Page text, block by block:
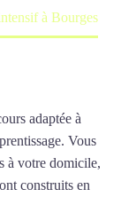
à Bourges
adaptée à
Vous
à votre domicile,
construits en